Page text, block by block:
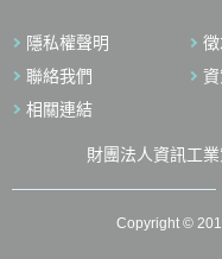
隱私權聲明
聯絡我們
相關連結
財團法人資訊工
Copyright ©